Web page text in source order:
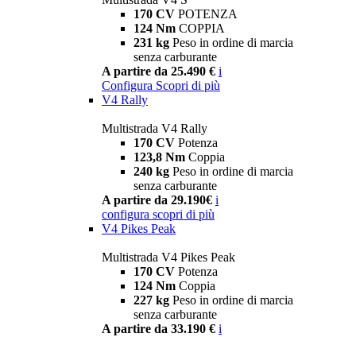
170 CV POTENZA
124 Nm COPPIA
231 kg Peso in ordine di marcia
senza carburante
A partire da 25.490 € i
Configura Scopri di più
V4 Rally
Multistrada V4 Rally
170 CV Potenza
123,8 Nm Coppia
240 kg Peso in ordine di marcia
senza carburante
A partire da 29.190€ i
configura scopri di più
V4 Pikes Peak
Multistrada V4 Pikes Peak
170 CV Potenza
124 Nm Coppia
227 kg Peso in ordine di marcia
senza carburante
A partire da 33.190 € i